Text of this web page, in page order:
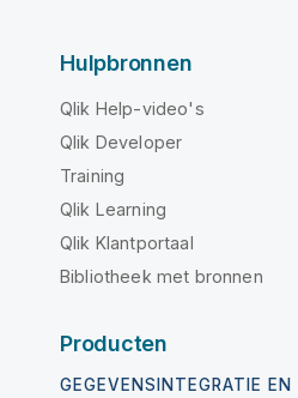
Hulpbronnen
Qlik Help-video's
Qlik Developer
Training
Qlik Learning
Qlik Klantportaal
Bibliotheek met bronnen
Producten
GEGEVENSINTEGRATIE